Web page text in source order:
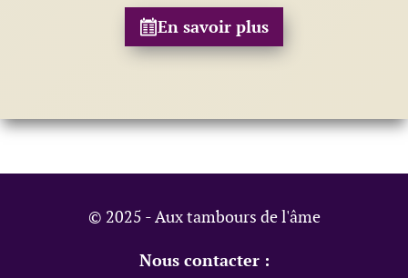
En savoir plus
© 2025 - Aux tambours de l'âme
Nous contacter :